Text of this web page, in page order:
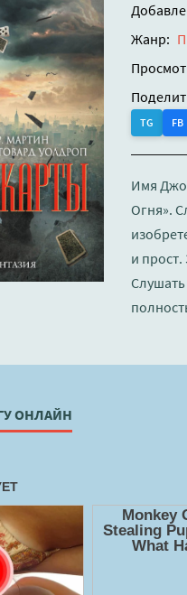
Жанр:
TG FB
Имя
Огня».
и
ОНЛАЙН